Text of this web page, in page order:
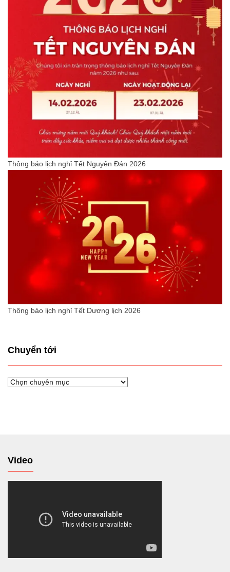
Thông báo lịch nghỉ Tết Nguyên Đán 2026
Thông báo lịch nghỉ Tết Dương lịch 2026
Chuyển tới
Chuyển
Video